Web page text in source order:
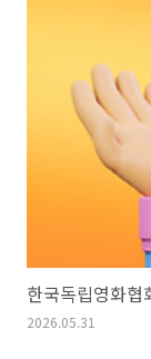
한국독립영화
2026.05.31